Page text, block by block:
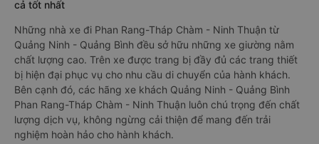
cả tốt nhất
Những nhà xe đi Phan Rang-Tháp Chàm - Ninh Thuận từ
Quảng Ninh - Quảng Bình đều sở hữu những xe giường nằm
chất lượng cao. Trên xe được trang bị đầy đủ các trang thiết
bị hiện đại phục vụ cho nhu cầu di chuyển của hành khách.
Bên cạnh đó, các hãng xe khách Quảng Ninh - Quảng Bình
Phan Rang-Tháp Chàm - Ninh Thuận luôn chú trọng đến chất
lượng dịch vụ, không ngừng cải thiện để mang đến trải
nghiệm hoàn hảo cho hành khách.